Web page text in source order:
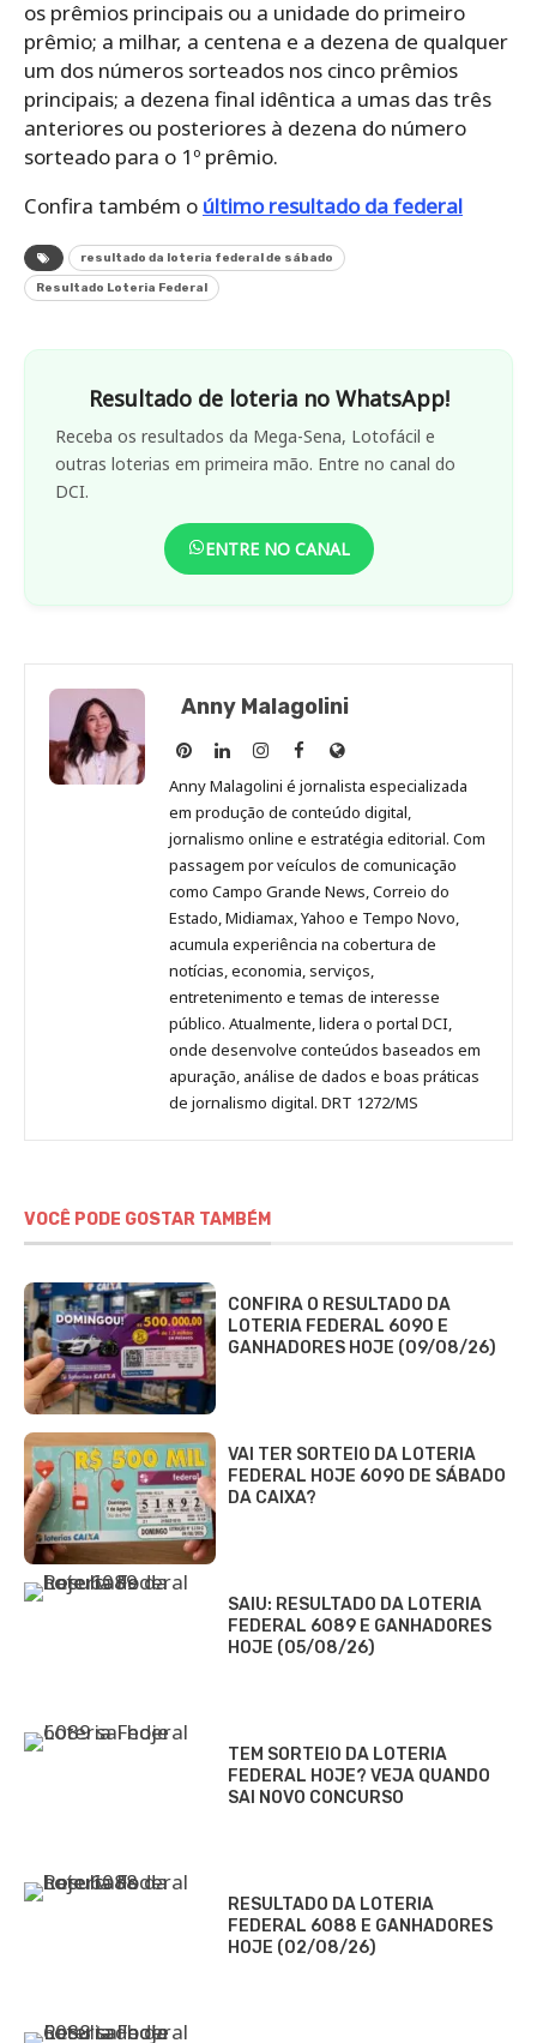
os prêmios principais ou a unidade do primeiro
prêmio; a milhar, a centena e a dezena de qualquer
um dos números sorteados nos cinco prêmios
principais; a dezena final idêntica a umas das três
anteriores ou posteriores à dezena do número
sorteado para o 1º prêmio.
Confira também o último resultado da federal
resultado da loteria federal de sábado
Resultado Loteria Federal
Resultado de loteria no WhatsApp!
Receba os resultados da Mega-Sena, Lotofácil e
outras loterias em primeira mão. Entre no canal do
DCI.
ENTRE NO CANAL
Anny Malagolini
Anny
Malagolini
no
Pinterest
Anny
Malagolini
no
LinkedIn
Anny
Malagolini
no
Instagram
Anny
Malagolini
no
Facebook
Site
de
Anny
Malagolini
Anny Malagolini é jornalista especializada
em produção de conteúdo digital,
jornalismo online e estratégia editorial. Com
passagem por veículos de comunicação
como Campo Grande News, Correio do
Estado, Midiamax, Yahoo e Tempo Novo,
acumula experiência na cobertura de
notícias, economia, serviços,
entretenimento e temas de interesse
público. Atualmente, lidera o portal DCI,
onde desenvolve conteúdos baseados em
apuração, análise de dados e boas práticas
de jornalismo digital. DRT 1272/MS
VOCÊ PODE GOSTAR TAMBÉM
CONFIRA O RESULTADO DA
LOTERIA FEDERAL 6090 E
GANHADORES HOJE (09/08/26)
VAI TER SORTEIO DA LOTERIA
FEDERAL HOJE 6090 DE SÁBADO
DA CAIXA?
SAIU: RESULTADO DA LOTERIA
FEDERAL 6089 E GANHADORES
HOJE (05/08/26)
TEM SORTEIO DA LOTERIA
FEDERAL HOJE? VEJA QUANDO
SAI NOVO CONCURSO
RESULTADO DA LOTERIA
FEDERAL 6088 E GANHADORES
HOJE (02/08/26)